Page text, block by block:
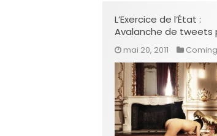
L’Exercice de l’État :
Avalanche de tweets
mai 20, 2011